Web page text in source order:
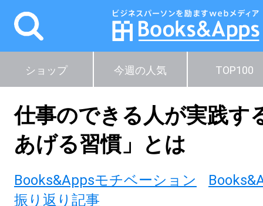
ショップ 今週の人気 TOP100
仕事のできる人が実践す
あげる習慣」とは
Books&Appsモチベーション
振り返り記事